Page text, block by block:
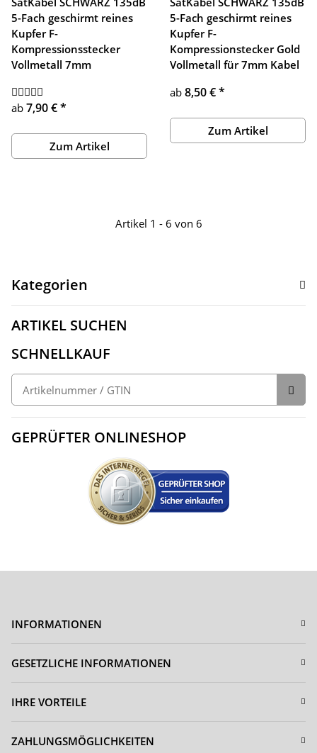
5-Fach geschirmt reines
Kupfer F-
Kompressionsstecker
Vollmetall 7mm
ab 7,90 €*
Zum Artikel
5-Fach geschirmt reines
Kupfer F-
Kompressionstecker Gold
Vollmetall für 7mm Kabel
ab 8,50 €*
Zum Artikel
Artikel 1 - 6 von 6
Kategorien
ARTIKEL SUCHEN
SCHNELLKAUF
GEPRÜFTER ONLINESHOP
INFORMATIONEN
GESETZLICHE INFORMATIONEN
IHRE VORTEILE
ZAHLUNGSMÖGLICHKEITEN